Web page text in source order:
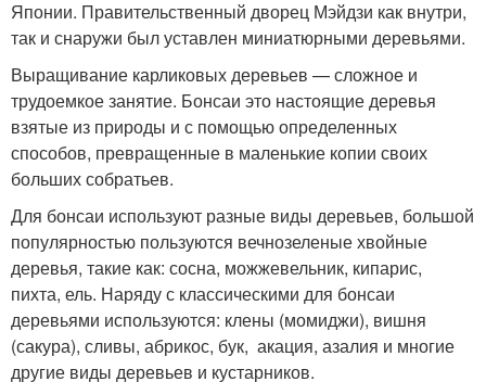
Японии. Правительственный дворец Мэйдзи как внутри,
так и снаружи был уставлен миниатюрными деревьями.
Выращивание карликовых деревьев — сложное и
трудоемкое занятие. Бонсаи это настоящие деревья
взятые из природы и с помощью определенных
способов, превращенные в маленькие копии своих
больших собратьев.
Для бонсаи используют разные виды деревьев, большой
популярностью пользуются вечнозеленые хвойные
деревья, такие как: сосна, можжевельник, кипарис,
пихта, ель. Наряду с классическими для бонсаи
деревьями используются: клены (момиджи), вишня
(сакура), сливы, абрикос, бук, акация, азалия и многие
другие виды деревьев и кустарников.